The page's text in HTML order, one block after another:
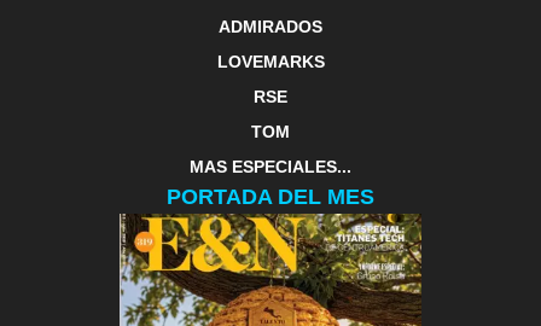
ADMIRADOS
LOVEMARKS
RSE
TOM
MAS ESPECIALES...
PORTADA DEL MES